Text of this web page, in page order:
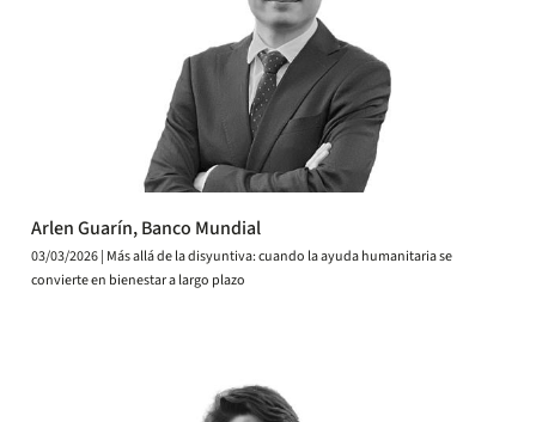
Arlen Guarín, Banco Mundial
03/03/2026 | Más allá de la disyuntiva: cuando la ayuda humanitaria se
convierte en bienestar a largo plazo